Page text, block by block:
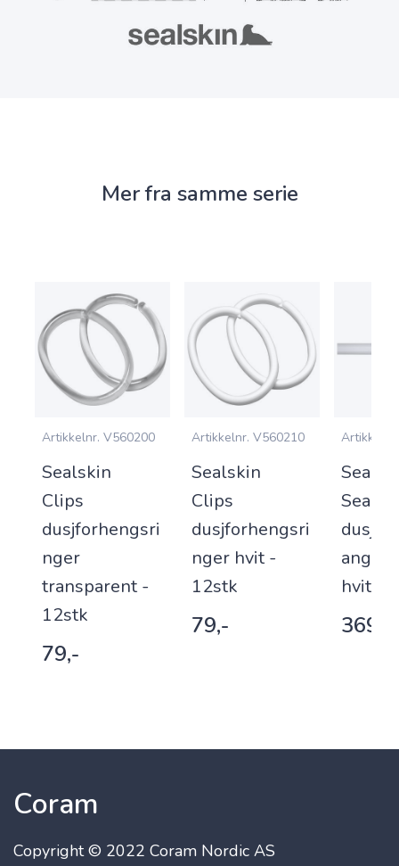
Mer fra samme serie
Artikkelnr. V560200
Sealskin
Clips
dusjforhengsri
nger
transparent -
12stk
79,-
Artikkelnr. V560210
Sealskin
Clips
dusjforhengsri
nger hvit -
12stk
79,-
Artikkelnr.
ang
hvit
369,-
Coram
Copyright © 2022 Coram Nordic AS